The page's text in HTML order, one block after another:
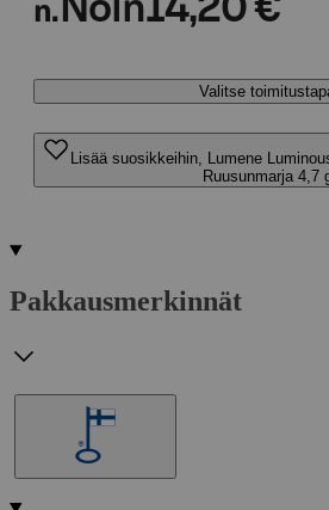
n. Noin14,20 €
Valitse
Lisää suosikkeihin, Lumene
Ruusunmarja 4,7
Pakkausmerkinnät